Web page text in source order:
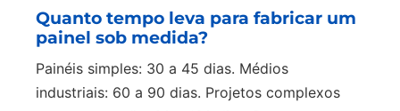
Quanto tempo leva para fabricar um
painel sob medida?
Painéis simples: 30 a 45 dias. Médios
industriais: 60 a 90 dias. Projetos complexos